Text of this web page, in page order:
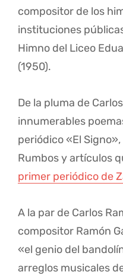
compositor de los
instituciones
Himno del Liceo
(1950).
De la pluma de
innumerables
periódico «El
Rumbos y artículos
primer periódico de
A la par de Carlos
compositor Ramón
«el genio del
arreglos musicales